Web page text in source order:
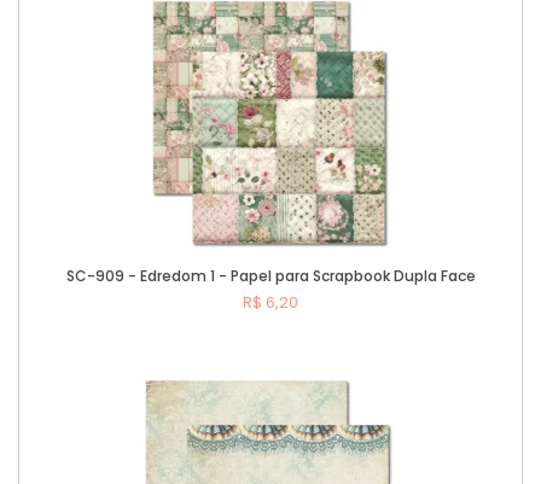
SC-909 - Edredom 1 - Papel para Scrapbook Dupla Face
R$ 6,20